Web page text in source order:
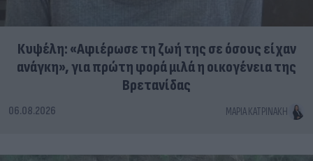
Κυψέλη: «Αφιέρωσε τη ζωή της σε όσους είχαν
ανάγκη», για πρώτη φορά μιλά η οικογένεια της
Βρετανίδας
06.08.2026 ΜΑΡΊΑ ΚΑΤΡΙΝΆΚΗ